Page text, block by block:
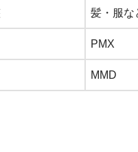
髪・服な
PMX
MMD